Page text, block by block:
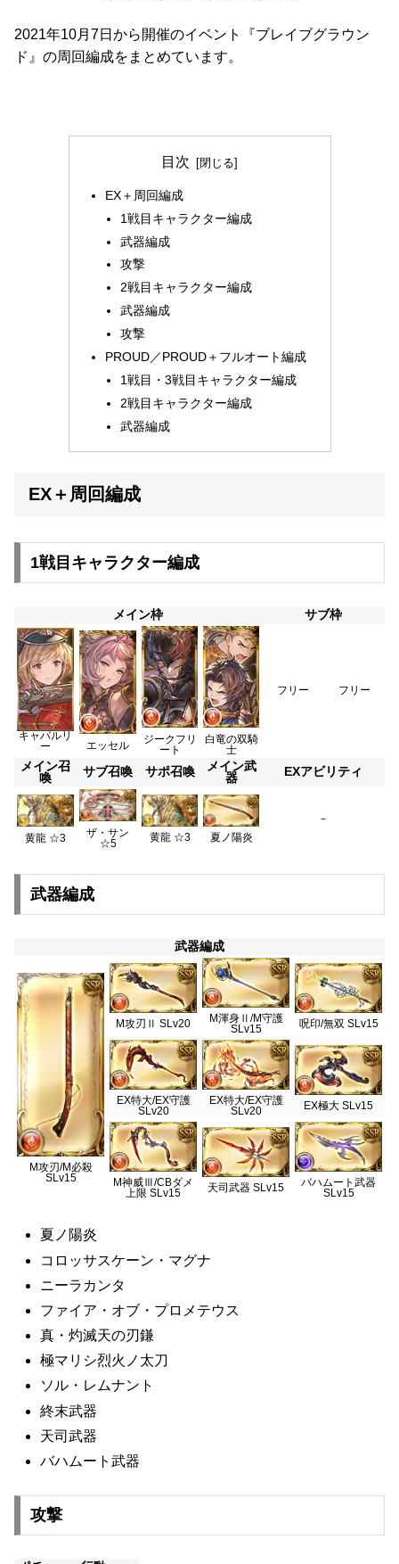
2021年10月7日から開催のイベント『ブレイブグラウン
ド』の周回編成をまとめています。
目次
EX＋周回編成
1戦目キャラクター編成
武器編成
攻撃
2戦目キャラクター編成
武器編成
攻撃
PROUD／PROUD＋フルオート編成
1戦目・3戦目キャラクター編成
2戦目キャラクター編成
武器編成
EX＋周回編成
1戦目キャラクター編成
メイン枠 サブ枠
キャバルリ
ー
エッセル
ジークフリ
ート
白竜の双騎
士
フリー フリー
メイン召
喚
サブ召喚 サポ召喚
メイン武
器
EXアビリティ
黄龍 ☆3
ザ・サン
☆5
黄龍 ☆3 夏ノ陽炎
－
武器編成
武器編成
M攻刃/M必殺
SLv15
M攻刃Ⅱ SLv20
M渾身Ⅱ/M守護
SLv15
呪印/無双 SLv15
EX特大/EX守護
SLv20
EX特大/EX守護
SLv20
EX極大 SLv15
M神威Ⅲ/CBダメ
上限 SLv15
天司武器 SLv15
バハムート武器
SLv15
夏ノ陽炎
コロッサスケーン・マグナ
ニーラカンタ
ファイア・オブ・プロメテウス
真・灼滅天の刃鎌
極マリシ烈火ノ太刀
ソル・レムナント
終末武器
天司武器
バハムート武器
攻撃